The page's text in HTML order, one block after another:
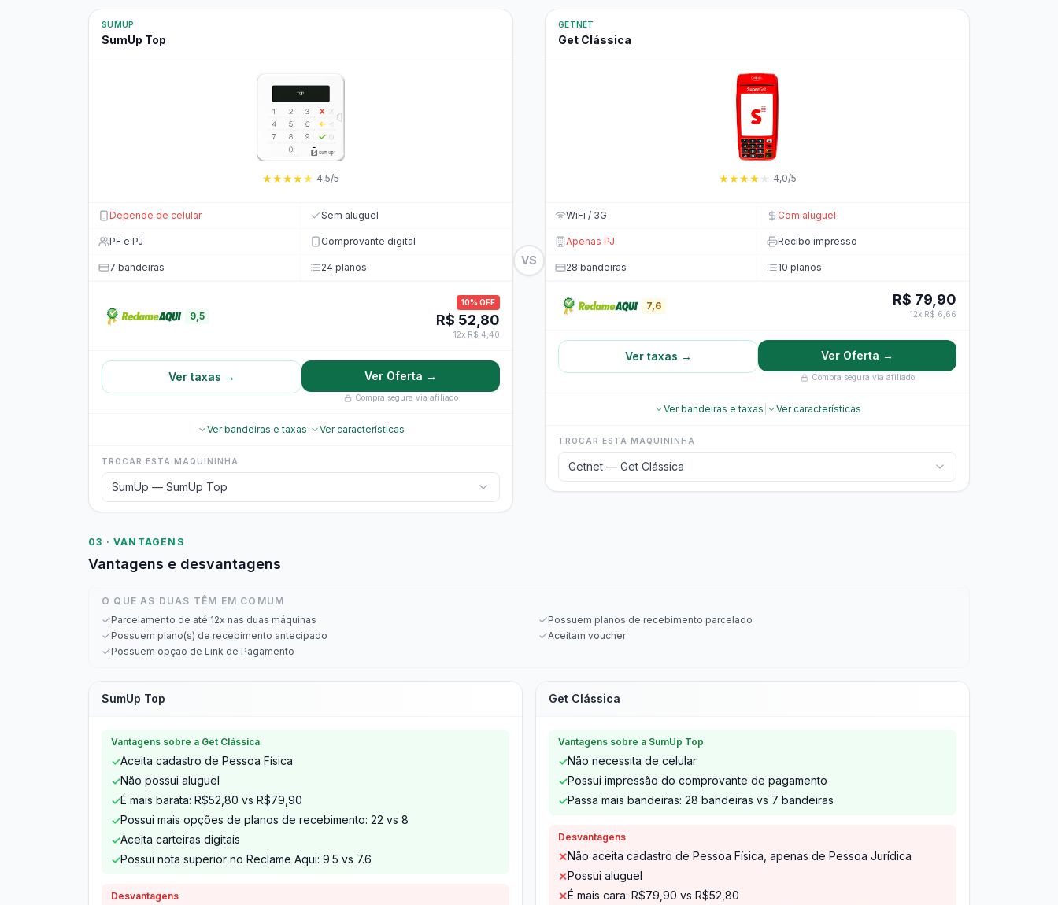
SUMUP
SumUp Top
★★★★★ 4,5/5
Depende de celular Sem aluguel
PF e PJ Comprovante digital
7 bandeiras 24 planos
9,5
10% OFF
R$ 52,80
12x R$ 4,40
Ver taxas → Ver Oferta →
Compra segura via afiliado
Ver bandeiras e taxas Ver características
TROCAR ESTA MAQUININHA
SumUp — SumUp Top
VS
GETNET
Get Clássica
★★★★ ★ 4,0/5
WiFi / 3G Com aluguel
Apenas PJ Recibo impresso
28 bandeiras 10 planos
7,6 R$ 79,90
12x R$ 6,66
Ver taxas → Ver Oferta →
Compra segura via afiliado
Ver bandeiras e taxas Ver características
TROCAR ESTA MAQUININHA
Getnet — Get Clássica
03 · VANTAGENS
Vantagens e desvantagens
O QUE AS DUAS TÊM EM COMUM
Parcelamento de até 12x nas duas máquinas
Possuem planos de recebimento parcelado
Possuem plano(s) de recebimento antecipado
Aceitam voucher
Possuem opção de Link de Pagamento
SumUp Top
Vantagens sobre a Get Clássica
✓Aceita cadastro de Pessoa Física
✓Não possui aluguel
✓É mais barata: R$52,80 vs R$79,90
✓Possui mais opções de planos de recebimento: 22 vs 8
✓Aceita carteiras digitais
✓Possui nota superior no Reclame Aqui: 9.5 vs 7.6
Desvantagens
Get Clássica
Vantagens sobre a SumUp Top
✓Não necessita de celular
✓Possui impressão do comprovante de pagamento
✓Passa mais bandeiras: 28 bandeiras vs 7 bandeiras
Desvantagens
✕Não aceita cadastro de Pessoa Física, apenas de Pessoa Jurídica
✕Possui aluguel
✕É mais cara: R$79,90 vs R$52,80